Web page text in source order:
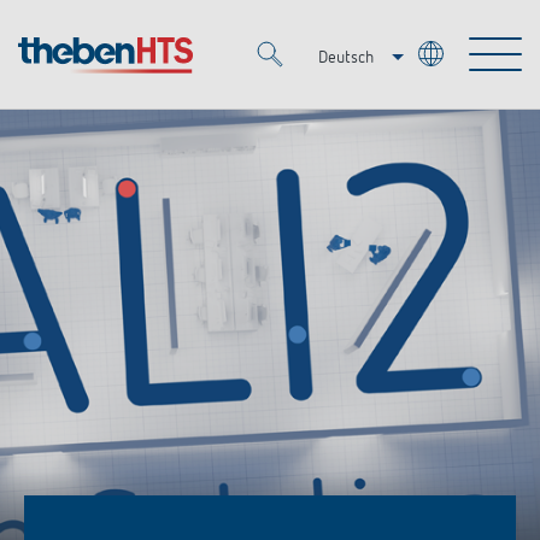
Deutsch
Italiano
Merkzettel (
Produkte
Smart Home
DALI
Präsenzmelder & Bewegungsmelder
OEM
OEM-Lösungen
Referenzen
Lösungen
Zeit- und Lichtsteuerung
DALI-2 Lichtsteuerung
Service
Unternehmen